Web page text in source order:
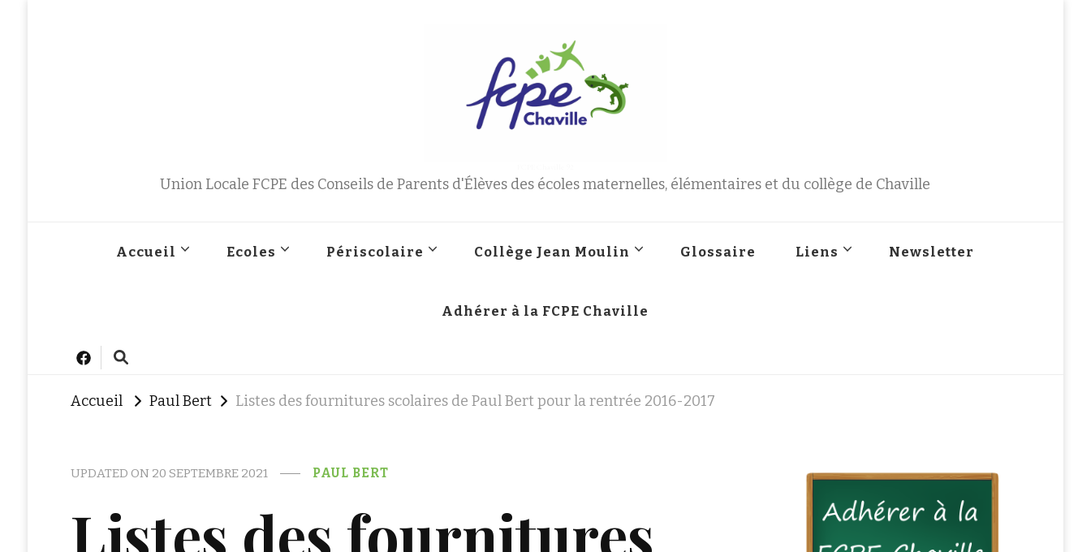
Union Locale FCPE des Conseils de Parents d'Élèves des écoles maternelles, élémentaires et du collège de Chaville
Accueil Ecoles Périscolaire Collège Jean Moulin Glossaire Liens Newsletter
Adhérer à la FCPE Chaville
Accueil Paul Bert Listes des fournitures scolaires de Paul Bert pour la rentrée 2016-2017
UPDATED ON 20 SEPTEMBRE 2021 PAUL BERT
Listes des fournitures